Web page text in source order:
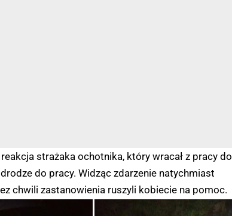
strażaka ochotnika, który wracał z pracy do
do pracy. Widząc zdarzenie natychmiast
chwili zastanowienia ruszyli kobiecie na pomoc.